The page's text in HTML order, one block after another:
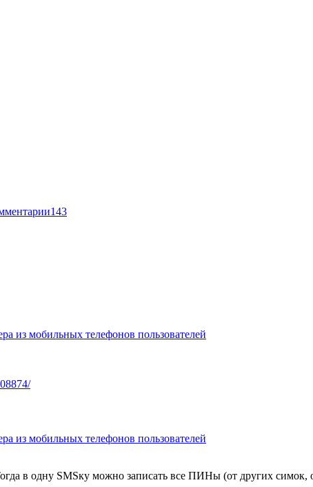
143
из мобильных телефонов пользователей
из мобильных телефонов пользователей
в одну SMSку можно записать все ПИНы (от других симок,